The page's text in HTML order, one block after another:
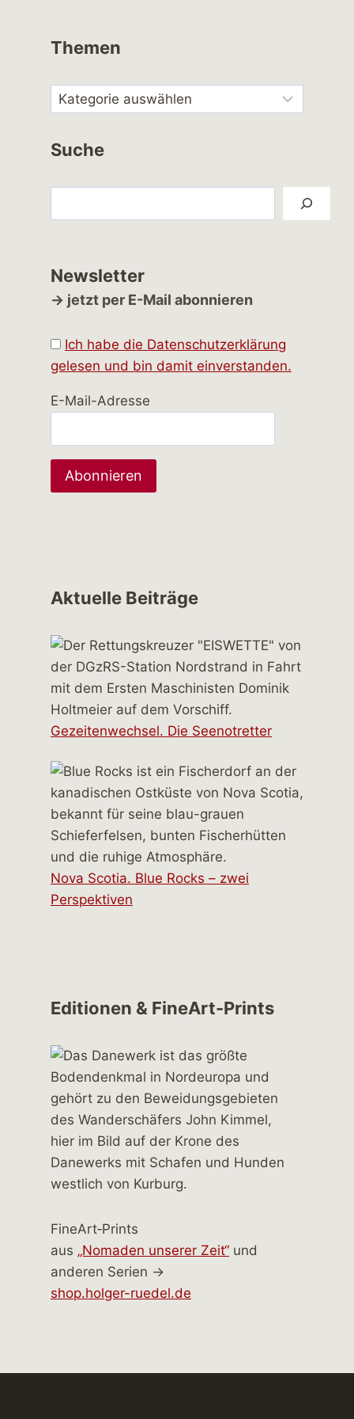
Themen
Suche
Newsletter
→ jetzt per E-Mail abonnieren
Ich habe die Datenschutzerklärung
gelesen und bin damit einverstanden.
E-Mail-Adresse
Aktuelle Beiträge
Gezeitenwechsel. Die Seenotretter
Nova Scotia. Blue Rocks – zwei
Perspektiven
Editionen & FineArt-Prints
FineArt‑Prints
aus „Nomaden unserer Zeit“ und
anderen Serien →
shop.holger-ruedel.de